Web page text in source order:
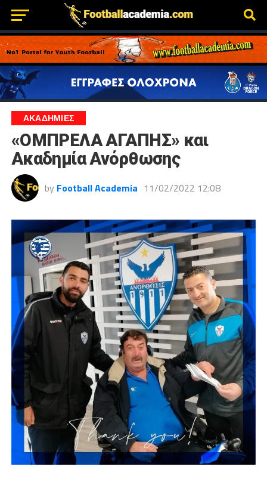
ΑΚΑΔΗΜΙΕΣ
«ΟΜΠΡΕΛΑ ΑΓΑΠΗΣ» και
Ακαδημία Ανόρθωσης
by Football Academia 11/02/2022 12:08